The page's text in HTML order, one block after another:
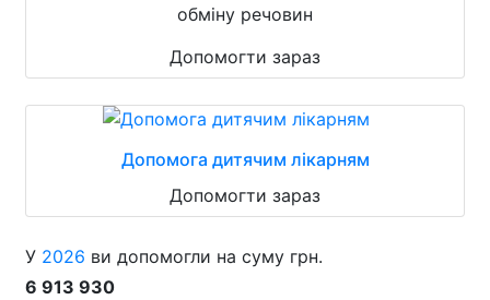
обміну речовин
Допомогти зараз
Допомога дитячим лікарням
Допомогти зараз
У 2026 ви допомогли на суму грн.
6 913 930